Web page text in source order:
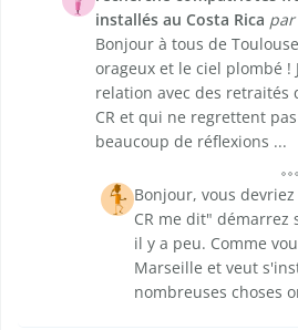
installés au Costa Rica par
Bonjour à tous de
orageux et le ciel plombé !
relation avec des retraités
CR et qui ne regrettent
beaucoup de réflexions ...
Bonjour, vous
CR me dit" démarrez
il y a peu. Comme
Marseille et veut
nombreuses choses